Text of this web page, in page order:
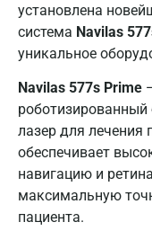
установлена
система Navilas
уникальное
Navilas 577s Prime
лазер для лечения
обеспечивает
навигацию и
максимальную
пациента.